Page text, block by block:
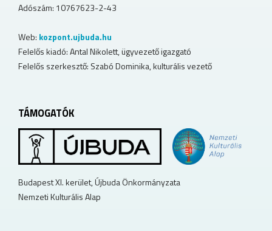
Adószám: 10767623-2-43
Web: kozpont.ujbuda.hu
Felelős kiadó: Antal Nikolett, ügyvezető igazgató
Felelős szerkesztő: Szabó Dominika, kulturális vezető
TÁMOGATÓK
Budapest XI. kerület, Újbuda Önkormányzata
Nemzeti Kulturális Alap